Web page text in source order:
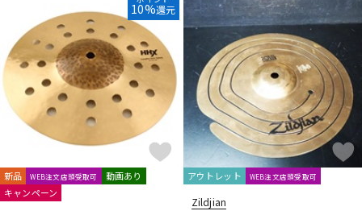
10%還元
新品 WEB注文店頭受取可
動画あり
キャンペーン
アウトレット WEB注文店頭受取可
Zildjian